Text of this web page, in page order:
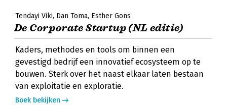
Tendayi Viki Dan Toma Esther Gons
De Corporate Startup (NL editie)
Kaders, methodes en tools om binnen een
gevestigd bedrijf een innovatief ecosysteem op te
bouwen. Sterk over het naast elkaar laten bestaan
van exploitatie en exploratie.
Boek bekijken